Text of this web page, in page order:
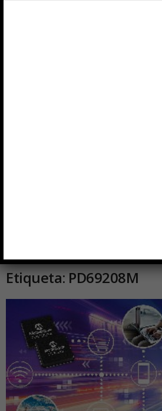
Inicio Etiquetas PD69208M
Etiqueta: PD69208M